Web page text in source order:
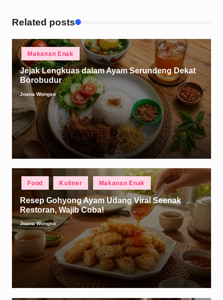
Related posts
Posted
Makanan Enak
Jejak Lengkuas dalam Ayam Serundeng Dekat
Borobudur
Posted
by
Joana Wongso
Food Kuliner Makanan Enak
Resep Gohyong Ayam Udang Viral Seenak
Restoran, Wajib Coba!
Posted
by
Joana Wongso